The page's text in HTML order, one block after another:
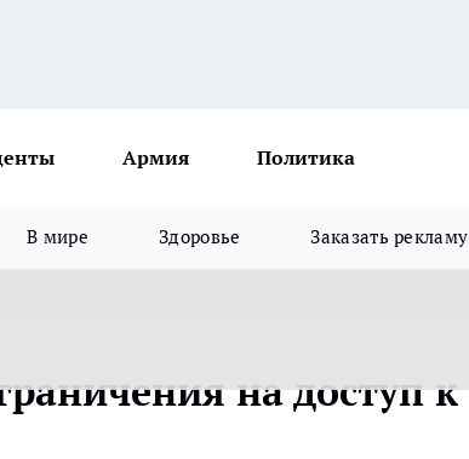
Армия Политика
В мире Здоровье Заказать рекламу
на доступ к